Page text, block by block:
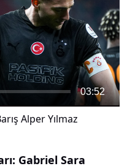
03:52
Alper Yılmaz
Gabriel Sara